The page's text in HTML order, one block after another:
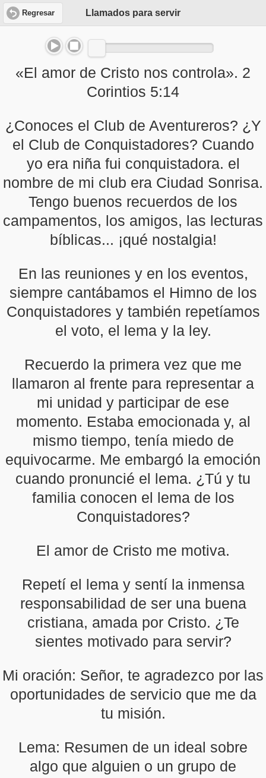
Regresar Llamados para servir
«El amor de Cristo nos controla». 2
Corintios 5:14
¿Conoces el Club de Aventureros? ¿Y
el Club de Conquistadores? Cuando
yo era niña fui conquistadora. el
nombre de mi club era Ciudad Sonrisa.
Tengo buenos recuerdos de los
campamentos, los amigos, las lecturas
bíblicas... ¡qué nostalgia!
En las reuniones y en los eventos,
siempre cantábamos el Himno de los
Conquistadores y también repetíamos
el voto, el lema y la ley.
Recuerdo la primera vez que me
llamaron al frente para representar a
mi unidad y participar de ese
momento. Estaba emocionada y, al
mismo tiempo, tenía miedo de
equivocarme. Me embargó la emoción
cuando pronuncié el lema. ¿Tú y tu
familia conocen el lema de los
Conquistadores?
El amor de Cristo me motiva.
Repetí el lema y sentí la inmensa
responsabilidad de ser una buena
cristiana, amada por Cristo. ¿Te
sientes motivado para servir?
Mi oración: Señor, te agradezco por las
oportunidades de servicio que me da
tu misión.
Lema: Resumen de un ideal sobre
algo que alguien o un grupo de